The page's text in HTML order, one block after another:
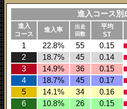
進入コース別
進入
コース
進入率
出走
回数
平均
ST
1 22.8% 55
0.15
2
18.7% 45
0.14
3
14.9% 36
0.15
4
18.7% 45
0.17
5
14.1% 34
0.16
6
10.8% 26 0.15